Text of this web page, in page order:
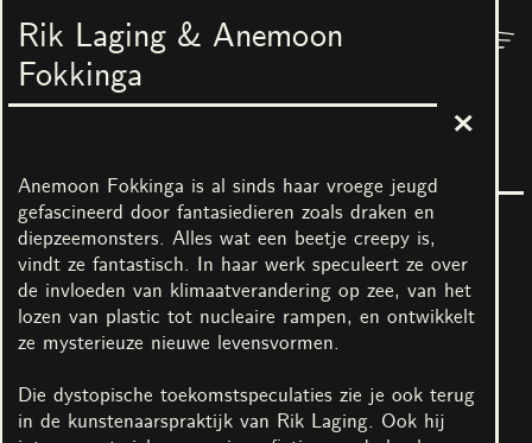
Rik Laging & Anemoon
Fokkinga
Anemoon Fokkinga is al sinds haar vroege jeugd
gefascineerd door fantasiedieren zoals draken en
diepzeemonsters. Alles wat een beetje creepy is,
vindt ze fantastisch. In haar werk speculeert ze over
de invloeden van klimaatverandering op zee, van het
lozen van plastic tot nucleaire rampen, en ontwikkelt
ze mysterieuze nieuwe levensvormen.
Die dystopische toekomstspeculaties zie je ook terug
in de kunstenaarspraktijk van Rik Laging. Ook hij
Menu Nest
The Grand Palace of Everyone